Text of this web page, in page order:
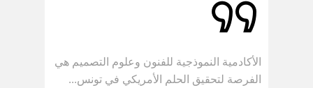
الأكادمية النموذجية للفنون وعلوم التصميم هي
الفرصة لتحقيق الحلم الأمريكي في تونس...